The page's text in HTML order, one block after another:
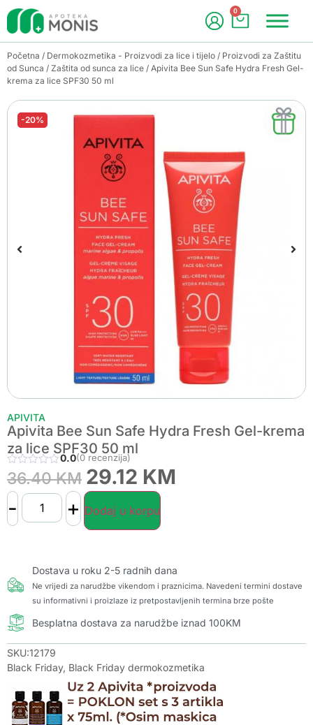
0
Početna / Dermokozmetika - Proizvodi za lice i tijelo / Proizvodi za Zaštitu
od Sunca / Zaštita od sunca za lice / Apivita Bee Sun Safe Hydra Fresh Gel-
krema za lice SPF30 50 ml
-20%
APIVITA
Apivita Bee Sun Safe Hydra Fresh Gel-krema
za lice SPF30 50 ml
0.0(0 recenzija)
36.40KM 29.12 KM
- + Dodaj u korpu
Dostava u roku 2-5 radnih dana
Ne vrijedi za narudžbe vikendom i praznicima. Navedeni termini dostave
su informativni i proizlaze iz pretpostavljenih termina brze pošte
Besplatna dostava za narudžbe iznad 100KM
SKU:12179
Black Friday, Black Friday dermokozmetika